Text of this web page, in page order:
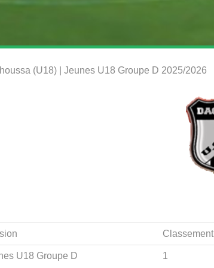
(U18) | Jeunes U18 Groupe D 2025/2026
Classement
U18 Groupe D 1